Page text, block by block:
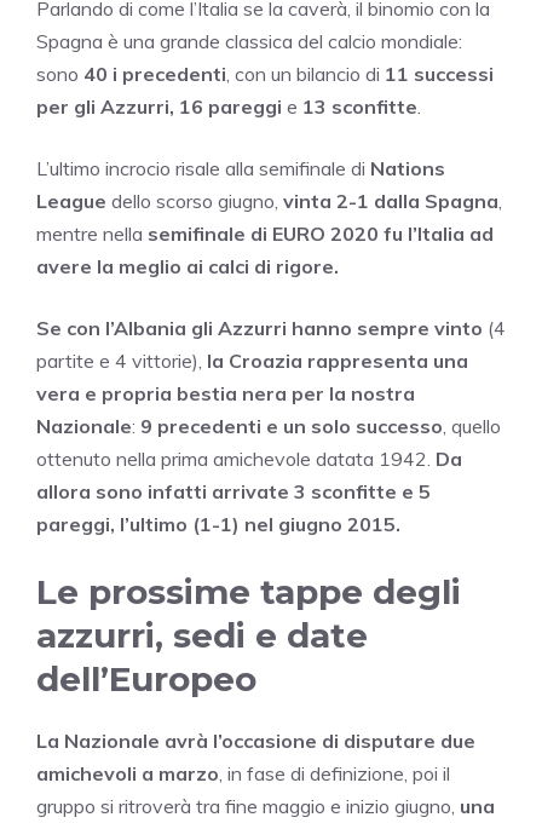
Parlando di come l’Italia se la caverà, il binomio con la
Spagna è una grande classica del calcio mondiale:
sono 40 i precedenti , con un bilancio di 11 successi
per gli Azzurri, 16 pareggi e 13 sconfitte
L’ultimo incrocio risale alla semifinale di Nations
League dello scorso giugno, vinta 2-1 dalla Spagna
mentre nella semifinale di EURO 2020 fu l’Italia ad
avere la meglio ai calci di rigore.
Se con l’Albania gli Azzurri hanno sempre vinto (4
partite e 4 vittorie), la Croazia rappresenta una
vera e propria bestia nera per la nostra
Nazionale: 9 precedenti e un solo successo , quello
ottenuto nella prima amichevole datata 1942. Da
allora sono infatti arrivate 3 sconfitte e 5
pareggi, l’ultimo (1-1) nel giugno 2015.
Le prossime tappe degli
azzurri, sedi e date
dell’Europeo
La Nazionale avrà l’occasione di disputare due
amichevoli a marzo , in fase di definizione, poi il
gruppo si ritroverà tra fine maggio e inizio giugno, una